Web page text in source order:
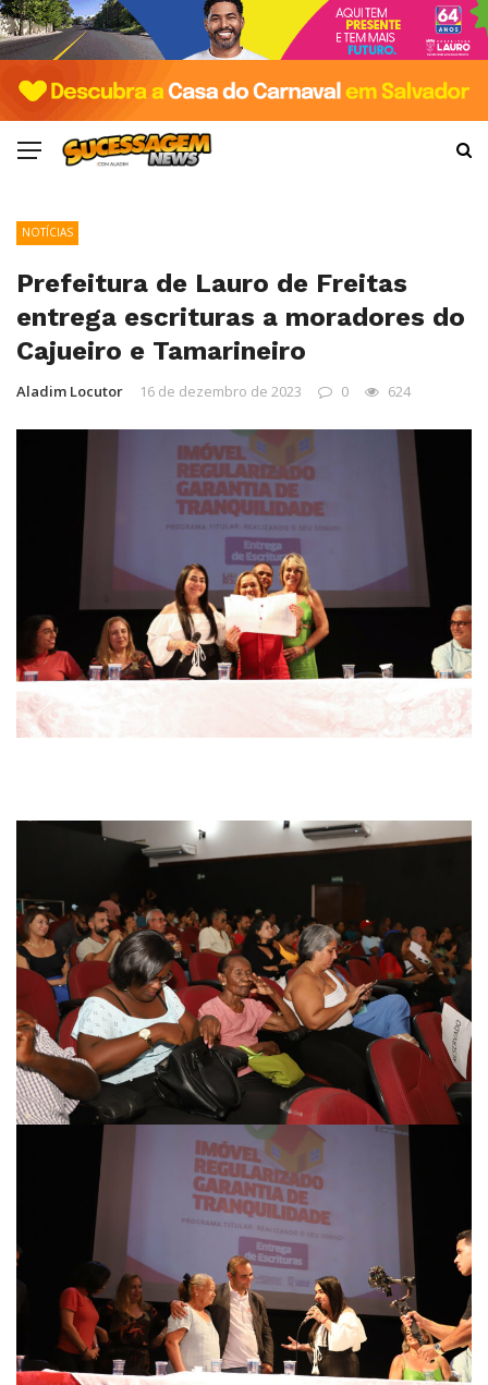
NOTÍCIAS
Prefeitura de Lauro de Freitas
entrega escrituras a moradores do
Cajueiro e Tamarineiro
Aladim Locutor 16 de dezembro de 2023 0 624